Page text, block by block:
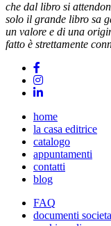
che dal libro si
solo il grande libro sa
un valore e di una
fatto è strettamente
home
la casa editrice
catalogo
appuntamenti
contatti
blog
FAQ
documenti